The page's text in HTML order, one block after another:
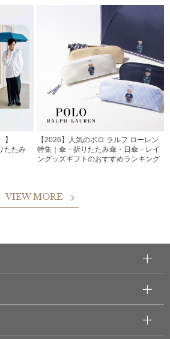
たたみ
【2026】人気のポロ ラルフ ローレン
特集｜傘・折りたたみ傘・日傘・レイ
ングッズギフトのおすすめランキング
VIEW MORE